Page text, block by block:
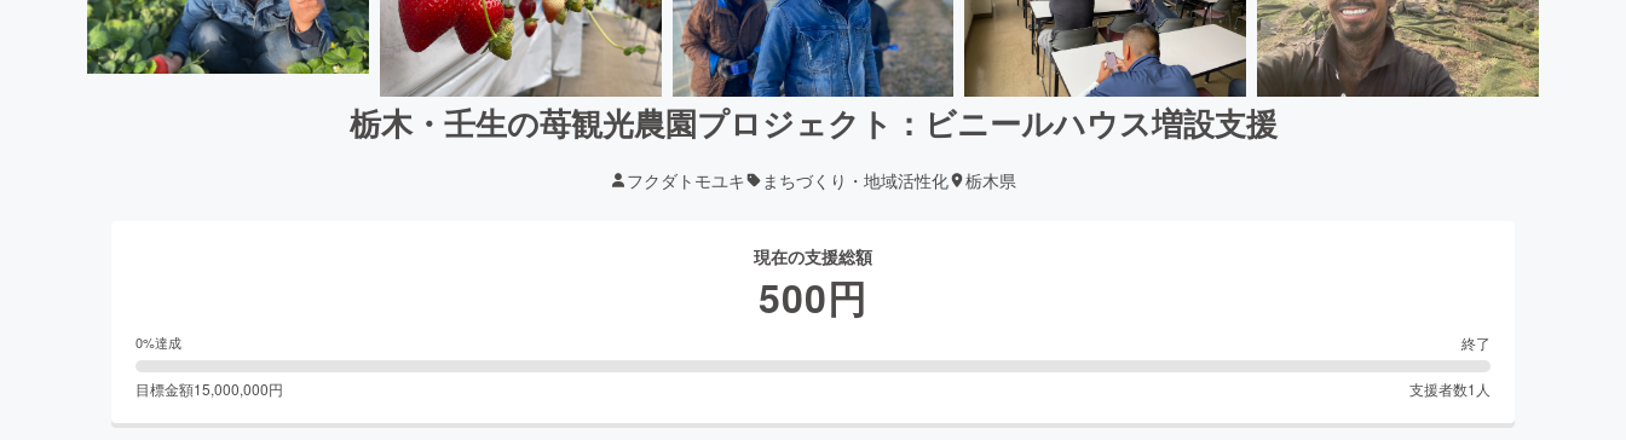
栃木・壬生の苺観光農園プロジェクト：ビニールハウス増設支援
フクダトモユキ まちづくり・地域活性化 栃木県
現在の支援総額
500円
0%達成 終了
目標金額15,000,000円 支援者数1 人